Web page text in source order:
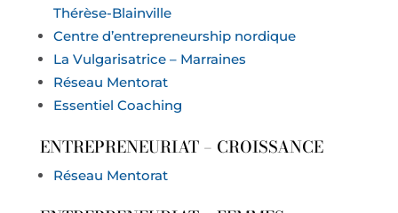
Thérèse-Blainville
Centre d’entrepreneurship nordique
La Vulgarisatrice – Marraines
Réseau Mentorat
Essentiel Coaching
ENTREPRENEURIAT – CROISSANCE
Réseau Mentorat